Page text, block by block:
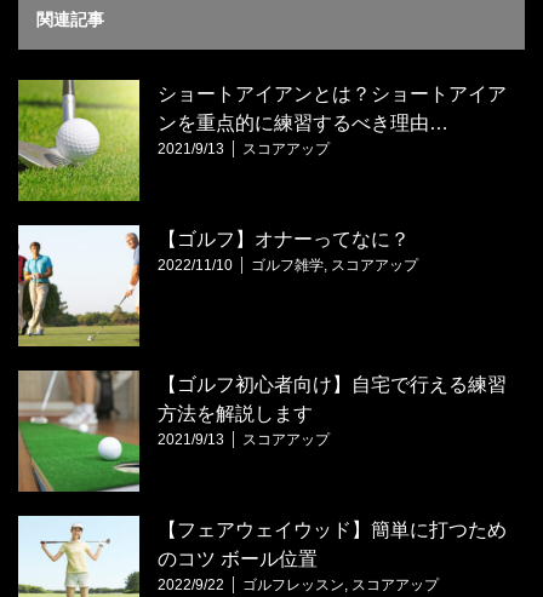
関連記事
ショートアイアンとは？ショートアイア
ンを重点的に練習するべき理由…
2021/9/13 スコアアップ
【ゴルフ】オナーってなに？
2022/11/10 ゴルフ雑学, スコアアップ
【ゴルフ初心者向け】自宅で行える練習
方法を解説します
2021/9/13 スコアアップ
【フェアウェイウッド】簡単に打つため
のコツ ボール位置
2022/9/22 ゴルフレッスン, スコアアップ